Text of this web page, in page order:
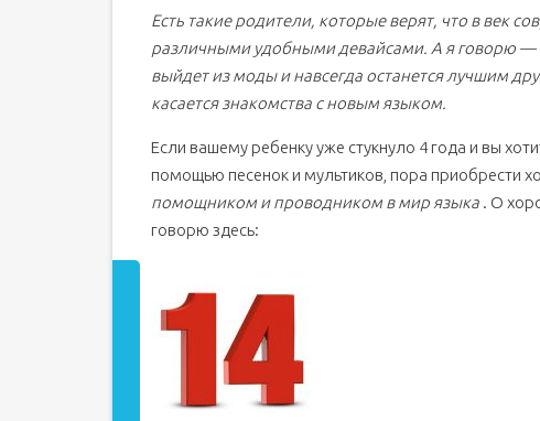
Есть такие родители, которые верят, что в век
различными удобными девайсами. А я говорю —
выйдет из моды и навсегда останется лучшим
касается знакомства с новым языком.
Если вашему ребенку уже стукнуло 4 года и вы
помощью песенок и мультиков, пора приобрести
помощником и проводником в мир языка . О
говорю здесь: